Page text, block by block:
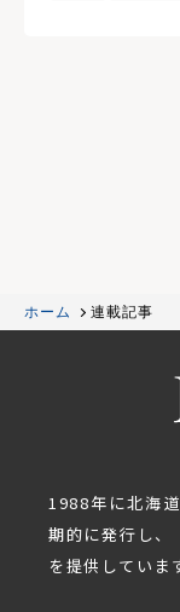
ホーム 連載記事
1988年に北海
期的に発行し、
を提供していま